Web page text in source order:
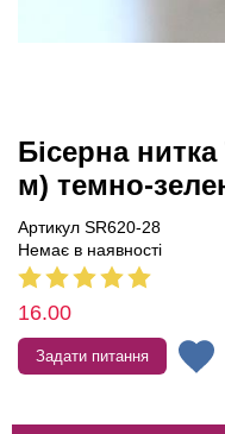
Бісерна
м) темно-
Артикул SR620-28
Немає в наявності
16.00
Задати питання